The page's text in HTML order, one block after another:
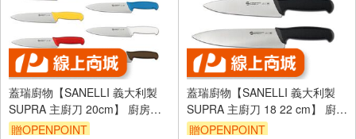
蓋瑞廚物【SANELLI 義大利製
SUPRA 主廚刀 20cm】 廚房刀
調理刀 廚刀 主廚刀 西式主廚刀
贈OPENPOINT
蓋瑞廚物【SANELLI 義大利製
SUPRA 主廚刀 18 22 cm】 廚房
刀 調理刀 廚刀 主廚刀 西式主廚
贈OPENPOINT